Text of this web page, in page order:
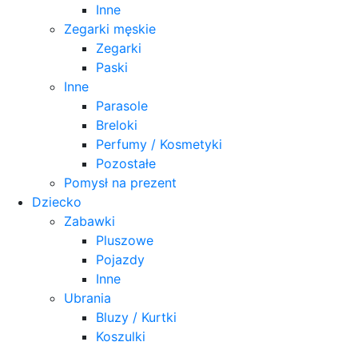
Inne
Zegarki męskie
Zegarki
Paski
Inne
Parasole
Breloki
Perfumy / Kosmetyki
Pozostałe
Pomysł na prezent
Dziecko
Zabawki
Pluszowe
Pojazdy
Inne
Ubrania
Bluzy / Kurtki
Koszulki